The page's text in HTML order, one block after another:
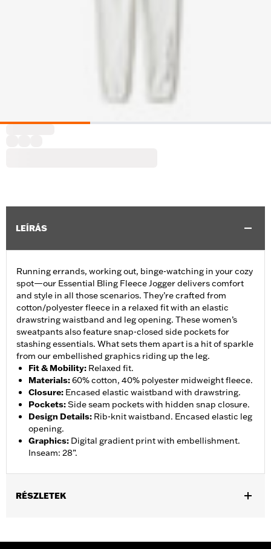
LEÍRÁS
Running errands, working out, binge-watching in your cozy
spot—our Essential Bling Fleece Jogger delivers comfort
and style in all those scenarios. They’re crafted from
cotton/polyester fleece in a relaxed fit with an elastic
drawstring waistband and leg opening. These women’s
sweatpants also feature snap-closed side pockets for
stashing essentials. What sets them apart is a hit of sparkle
from our embellished graphics riding up the leg.
Fit & Mobility: Relaxed fit.
Materials:60% cotton, 40% polyester midweight fleece.
Closure: Encased elastic waistband with drawstring.
Pockets:Side seam pockets with hidden snap closure.
Design Details: Rib-knit waistband. Encased elastic leg
opening.
Graphics: Digital gradient print with embellishment.
Inseam: 28”.
RÉSZLETEK
WARRANTY:2 year limited warranty – Go towww.h-